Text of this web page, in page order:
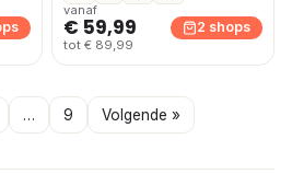
vanaf
€ 59,99
tot € 89,99
2 shops
… 9 Volgende »